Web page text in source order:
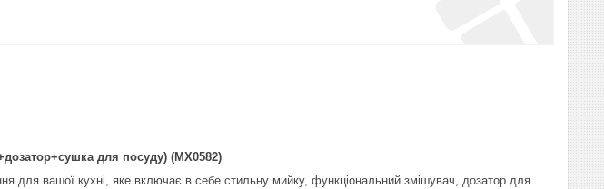
для посуду) (MX0582)
для вашої кухні, яке включає в себе стильну мийку, функціональний змішувач, дозатор для